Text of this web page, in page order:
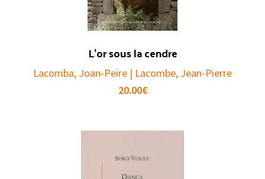
L’or sous la cendre
Lacomba, Joan-Peire | Lacombe, Jean-Pierre
20.00€